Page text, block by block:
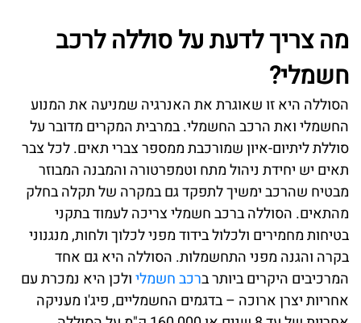
מה צריך לדעת על סוללה לרכב
חשמלי?
הסוללה היא זו שאוגרת את האנרגיה שמניעה את המנוע
החשמלי ואת הרכב החשמלי. במרבית המקרים מדובר על
סוללת ליתיום-איון שמורכבת ממספר צברי תאים. לכל צבר
תאים יש יחידת ניהול מתח וטמפרטורה והמבנה המבוזר
מבטיח שהרכב ימשיך לתפקד גם במקרה של תקלה בחלק
מהתאים. הסוללה ברכב חשמלי צריכה לעמוד בתקני
בטיחות מחמירים ולכלול בידוד מפני לכלוך ולחות, מנגנוני
בקרה והגנה מפני התחשמלות. הסוללה היא גם אחד
המרכיבים היקרים ביותר ברכב חשמליולכן היא נמכרת עם
אחריות יצרן ארוכה – בדגמים החשמליים, פיג'ו מעניקה